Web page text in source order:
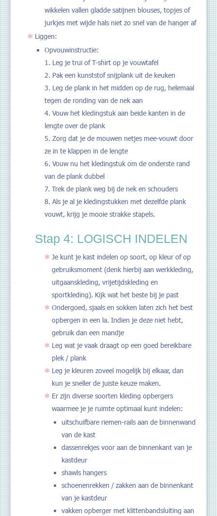
wikkelen vallen gladde satijnen blouses, topjes of
jurkjes met wijde hals niet zo snel van de hanger af
Liggen:
Opvouwinstructie:
Leg je trui of T-shirt op je vouwtafel
Pak een kunststof snijplank uit de keuken
Leg de plank in het midden op de rug, helemaal
tegen de ronding van de nek aan
Vouw het kledingstuk aan beide kanten in de
lengte over de plank
Zorg dat je de mouwen netjes mee-vouwt door
ze in te klappen in de lengte
Vouw nu het kledingstuk om de onderste rand
van de plank dubbel
Trek de plank weg bij de nek en schouders
Als je al je kledingstukken met dezelfde plank
vouwt, krijg je mooie strakke stapels.
Stap 4: LOGISCH INDELEN
Je kunt je kast indelen op soort, op kleur of op
gebruiksmoment (denk hierbij aan werkkleding,
uitgaanskleding, vrijetijdskleding en
sportkleding). Kijk wat het beste bij je past
Ondergoed, sjaals en sokken laten zich het best
opbergen in een la. Indien je deze niet hebt,
gebruik dan een mandje
Leg wat je vaak draagt op een goed bereikbare
plek / plank
Leg je kleuren zoveel mogelijk bij elkaar, dan
kun je sneller de juiste keuze maken.
Er zijn diverse soorten kleding opbergers
waarmee je je ruimte optimaal kunt indelen:
uitschuifbare riemen-rails aan de binnenwand
van de kast
dassenrekjes voor aan de binnenkant van je
kastdeur
shawls hangers
schoenenrekken / zakken aan de binnenkant
van je kastdeur
vakken opberger met klittenbandsluiting aan